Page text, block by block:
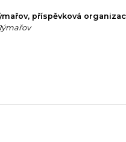
příspěvková